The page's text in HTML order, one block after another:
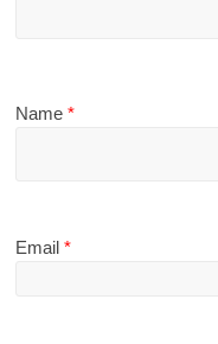
Name*
Email*